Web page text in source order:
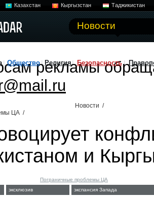
Казахстан Кыргызстан Таджикистан
Новости
Общество Религия Безопасность
рекламы
Новости /
ЦА /
и
Пограничные проблемы ЦА
эксклюзив экспансия Запада